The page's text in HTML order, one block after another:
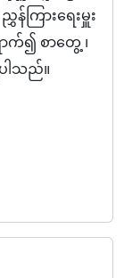
န်ကြားရေးမှူး
က်၍ စာတွေ့ ၊
ါသည်။